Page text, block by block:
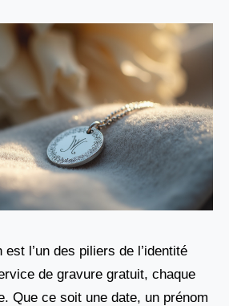
l’un des piliers de l’identité
de gravure gratuit, chaque
Que ce soit une date, un prénom